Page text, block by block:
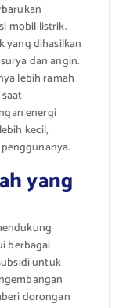
mobil listrik.
yang dihasilkan
dan angin.
lebih ramah
energi
kecil,
yang
berbagai
untuk
dorongan